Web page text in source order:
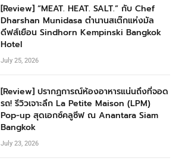
[Review] “MEAT. HEAT. SALT.” กับ Chef
Dharshan Munidasa ตำนานสเต๊กแห่งมัล
ดีฟส์เยือน Sindhorn Kempinski Bangkok
Hotel
July 25, 2026
[Review] ปรากฏการณ์ห้องอาหารแน่นถึงที่จอด
รถ! รีวิวเจาะลึก La Petite Maison (LPM)
Pop-up สุดเอกซ์คลูซีฟ ณ Anantara Siam
Bangkok
July 23, 2026